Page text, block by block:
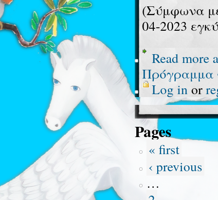
(Σύμφωνα
04-2023
Read more
Πρόγραμμα
Log in or
Pages
« first
‹ previous
…